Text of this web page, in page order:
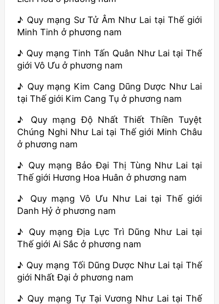
♪ Quy mạng Sư Tử Âm Như Lai tại Thế giới
Minh Tinh ở phương nam
♪ Quy mạng Tinh Tấn Quân Như Lai tại Thế
giới Vô Ưu ở phương nam
♪ Quy mạng Kim Cang Dũng Dược Như Lai
tại Thế giới Kim Cang Tụ ở phương nam
♪ Quy mạng Độ Nhất Thiết Thiền Tuyệt
Chúng Nghi Như Lai tại Thế giới Minh Châu
ở phương nam
♪ Quy mạng Bảo Đại Thị Tùng Như Lai tại
Thế giới Hương Hoa Huân ở phương nam
♪ Quy mạng Vô Ưu Như Lai tại Thế giới
Danh Hỷ ở phương nam
♪ Quy mạng Địa Lực Trì Dũng Như Lai tại
Thế giới Ai Sắc ở phương nam
♪ Quy mạng Tối Dũng Dược Như Lai tại Thế
giới Nhất Đại ở phương nam
♪ Quy mạng Tự Tại Vương Như Lai tại Thế